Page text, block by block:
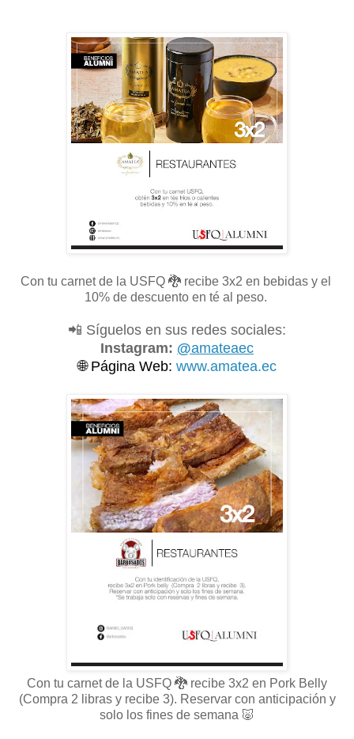
Con tu carnet de la USFQ 🐉 recibe 3x2 en bebidas y el
10% de descuento en té al peso.
📲 Síguelos en sus redes sociales:
Instagram: @amateaec
🌐 Página Web: www.amatea.ec
Con tu carnet de la USFQ 🐉 recibe 3x2 en Pork Belly
(Compra 2 libras y recibe 3). Reservar con anticipación y
solo los fines de semana 🐷